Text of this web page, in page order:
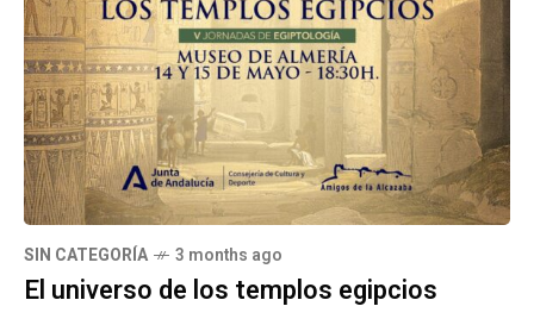
SIN CATEGORÍA 3 months ago
El universo de los templos egipcios